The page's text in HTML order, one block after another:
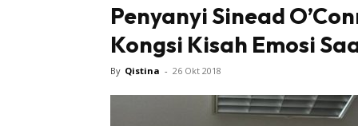
Penyanyi Sinead
Kongsi Kisah Emosi
By Qistina - 26 Okt 2018